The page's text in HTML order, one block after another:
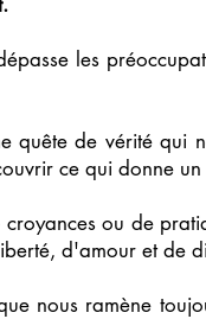
les
quête de vérité qui
ce qui donne
ou de
d'amour et de
nous ramène